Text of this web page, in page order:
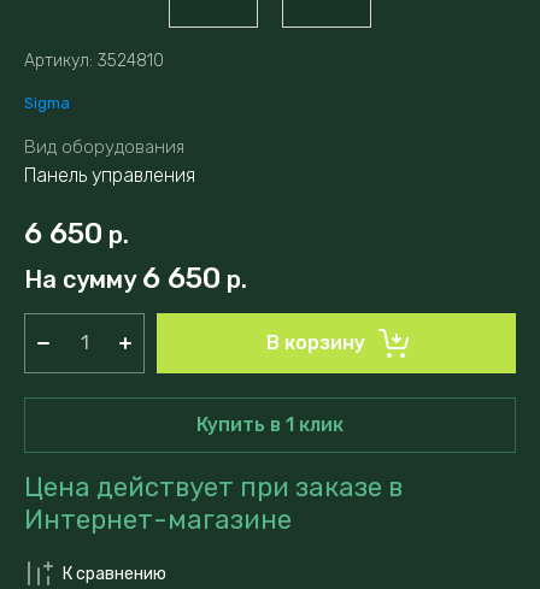
Артикул: 3524810
Sigma
Вид оборудования
Панель управления
6 650 р.
На сумму 6 650 р.
В корзину
Купить в 1 клик
Цена действует при заказе в
Интернет-магазине
К сравнению